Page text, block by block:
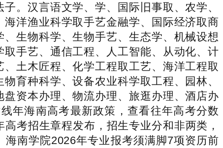
。汉言语文学、学、国际旧事取、农学、
洋渔业科学取手艺金融学、国际经济取商
生物科学、生物手艺、生态学、机械设想
手艺、通信工程、人工智能、从动化、计
土木匠程、化学工程取工艺、海洋工程取
育种科学、设备农业科学取工程、园林、
资本办理、物流办理、旅逛办理、酒店办
年海南高考最新政策，查看往年高考分数
考招生章程发布，招生专业分和非两类，
南学院2026年专业报考须满脚7项资历前